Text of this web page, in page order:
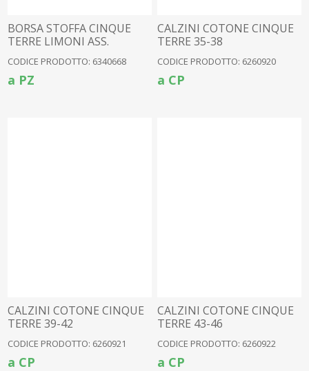
BORSA STOFFA CINQUE
TERRE LIMONI ASS.
CODICE PRODOTTO: 6340668
a PZ
CALZINI COTONE CINQUE
TERRE 35-38
CODICE PRODOTTO: 6260920
a CP
CALZINI COTONE CINQUE
TERRE 39-42
CODICE PRODOTTO: 6260921
a CP
CALZINI COTONE CINQUE
TERRE 43-46
CODICE PRODOTTO: 6260922
a CP